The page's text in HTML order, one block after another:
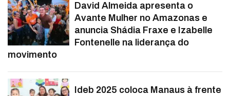
David Almeida apresenta o
Avante Mulher no Amazonas e
anuncia Shádia Fraxe e Izabelle
Fontenelle na liderança do
movimento
Ideb 2025 coloca Manaus à frente